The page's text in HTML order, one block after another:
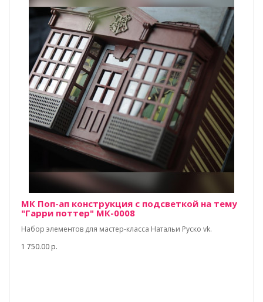
МК Поп-ап конструкция с подсветкой на тему
"Гарри поттер" МК-0008
Набор элементов для мастер-класса Натальи Руско vk.
1 750.00 р.